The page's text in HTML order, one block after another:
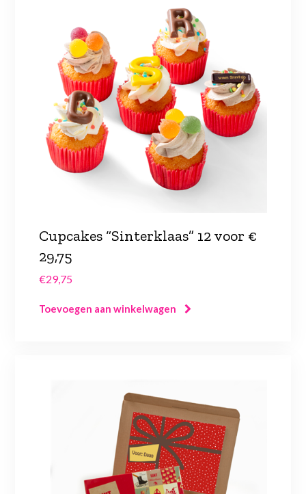
Cupcakes “Sinterklaas” 12 voor €
29,75
€29,75
Toevoegen aan winkelwagen